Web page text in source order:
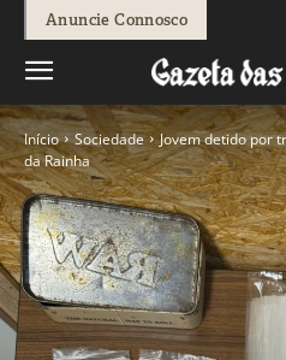
Anuncie Connosco
Início Sociedade
Jovem detido por
da Rainha